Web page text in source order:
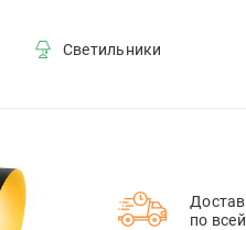
Светильники
по